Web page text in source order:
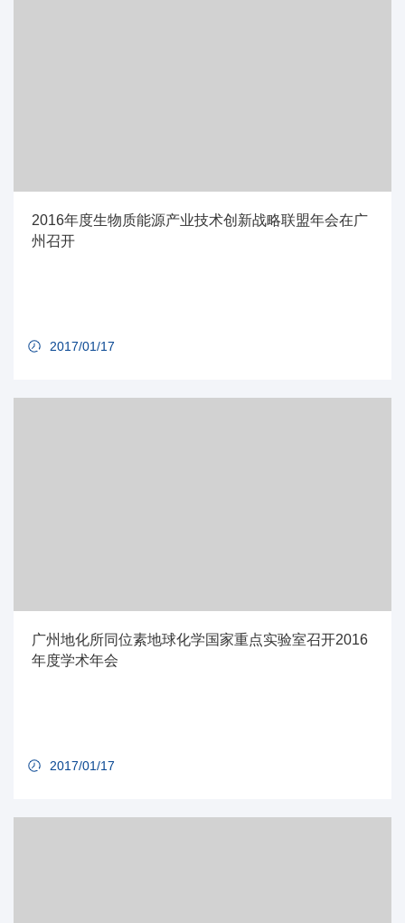
2016年度生物质能源产业技术创新战略联盟年会在广
州召开
2017/01/17
广州地化所同位素地球化学国家重点实验室召开2016
年度学术年会
2017/01/17